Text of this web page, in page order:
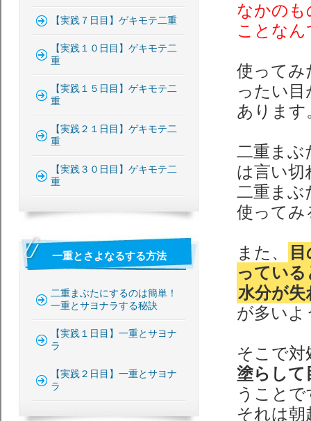
なかのも
ことな
使ってみ
ったい
あります
二重まぶ
は言い切
二重まぶ
使ってみ
また、
ってい
水分が
が多いよ
そこで対
塗らして
うことで
それは
【実践７日目】ゲキモテ二重
【実践１０日目】ゲキモテ二
重
【実践１５日目】ゲキモテ二
重
【実践２１日目】ゲキモテ二
重
【実践３０日目】ゲキモテ二
重
一重とさよなるする方法
二重まぶたにするのは簡単！
一重とサヨナラする秘訣
【実践１日目】一重とサヨナ
ラ
【実践２日目】一重とサヨナ
ラ